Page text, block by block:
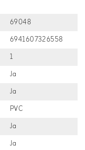
69048
6941607326558
1
Ja
Ja
PVC
Ja
Ja